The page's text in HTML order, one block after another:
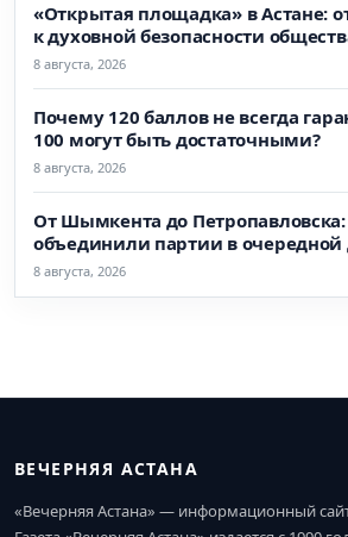
«Открытая площадка» в Астане:
к духовной безопасности
8 августа, 2026
Почему 120 баллов не всегда
100 могут быть достаточными?
8 августа, 2026
От Шымкента до
объединили партии в
8 августа, 2026
ВЕЧЕРНЯЯ АСТАНА
«Вечерняя Астана» — информационный